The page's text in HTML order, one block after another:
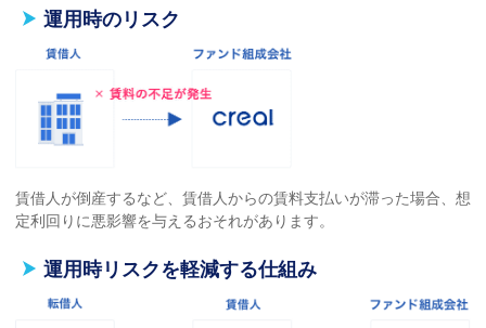
運用時のリスク
賃借人が倒産するなど、賃借人からの賃料支払いが滞った場合、想
定利回りに悪影響を与えるおそれがあります。
運用時リスクを軽減する仕組み